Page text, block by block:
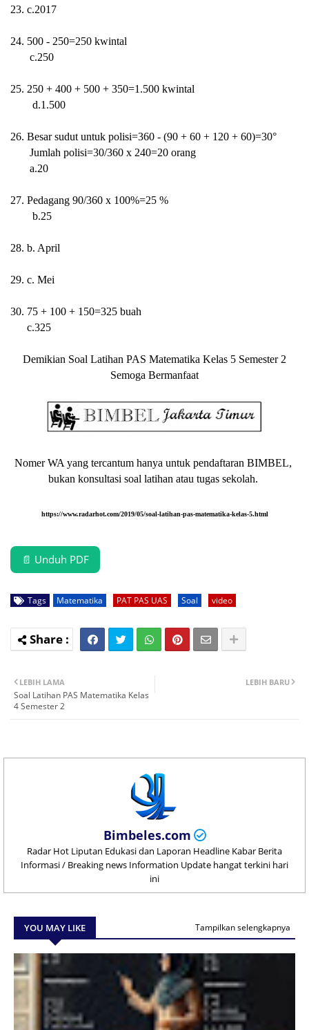
23. c.2017
24. 500 - 250=250 kwintal
c.250
25. 250 + 400 + 500 + 350=1.500 kwintal
d.1.500
26. Besar sudut untuk polisi=360 - (90 + 60 + 120 + 60)=30°
Jumlah polisi=30/360 x 240=20 orang
a.20
27. Pedagang 90/360 x 100%=25 %
b.25
28. b. April
29. c. Mei
30. 75 + 100 + 150=325 buah
c.325
Demikian Soal Latihan PAS Matematika Kelas 5 Semester 2
Semoga Bermanfaat
Nomer WA yang tercantum hanya untuk pendaftaran BIMBEL,
bukan konsultasi soal latihan atau tugas sekolah.
https://www.radarhot.com/2019/05/soal-latihan-pas-matematika-kelas-5.html
📄 Unduh PDF
Tags Matematika PAT PAS UAS Soal video
LEBIH BARU
LEBIH LAMA
Soal Latihan PAS Matematika Kelas
4 Semester 2
Bimbeles.com
Radar Hot Liputan Edukasi dan Laporan Headline Kabar Berita
Informasi / Breaking news Information Update hangat terkini hari
ini
YOU MAY LIKE Tampilkan selengkapnya